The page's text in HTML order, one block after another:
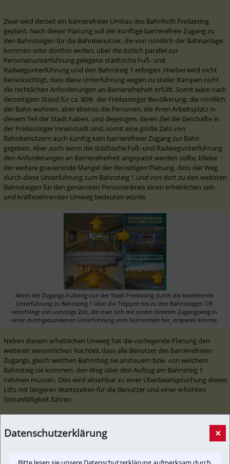
Zwar wird derzeit ein barrierefreier Umbau des Bahnhofs Freilassing
geplant. Nach dieser Planung soll der künftige barrierefreie Zugang zu
den Bahnsteigen für die Bahnbenutzer, die von nördlich der Bahnanlage
kommen oder dorthin wollen, über die östlich parallel zur
Personenunterführung gelegene städtische Fuß- und
Radwegunterführung und den Bahnsteig 1 erfolgen. Hierbei wird nicht
berücksichtigt, dass diese Unterführung wegen zu steiler Rampen nicht
die rechtlichen Anforderungen an Barrierefreiheit erfüllt. Somit wäre nach
derzeitigem Stand für ca. 80%  der Freilassinger Bevölkerung, die nördlich
der Bahn wohnen, aber ebenso die Personen, die ihren Arbeitsplatz in
diesem Teil der Stadt haben, und diejenigen, deren Ziel die Geschäfte in
der Freilassinger Innenstadt sind, somit eine große Zahl von
Bahnbenutzern auch künftig kein barrierefreier Zugang zur Bahn
gegeben. Aber auch wenn die städtische Fuß- und Radwegunterführung
den Anforderungen an Barrierefreiheit angepasst werden sollte, bliebe
der weitere gravierende Mangel der derzeitigen Planung, dass der Weg
durch diese Unterführung zum Bahnsteig 1 und von dort zu den weiteren
Bahnsteigen für den genannten Personenkreis einen erheblichen zeit-
und kräftezehrenden Umweg bedeuten würde.
Allein der Zugangs-Fußweg von der Stadt Freilassing durch die bestehende
Unterführung zu Bahnsteig 1 über die Treppen bis zu den Bahnsteigen 7/8
verschlingt viel unnötige Zeit, die man sich mit einem direkten Zugangsweg in
einer durchgebundenen Unterführung vom Sonnenfeld her, ersparen könnte.
Neben diesem erheblichen Umweg hat die vorliegende Planung den
weiteren wesentlichen Nachteil, dass alle Benutzer des barrierefreien
Zugangs, gleich welchen Bahnsteig sie ansteuern bzw. von welchem
Bahnsteig sie kommen, den Weg über den Aufzug am Bahnsteig 1
nehmen müssen. Dies wird absehbar zu einer Überbeanspruchung dieses
Lifts mit längeren Wartezeiten für die Benutzer und einer erhöhten
Störanfälligkeit führen.
Datenschutzerklärung ×